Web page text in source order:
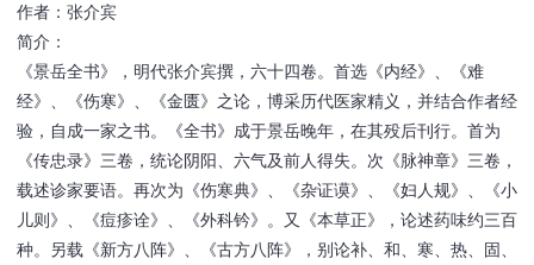
作者：张介宾
简介：
《景岳全书》，明代张介宾撰，六十四卷。首选《内经》、《难
经》、《伤寒》、《金匮》之论，博采历代医家精义，并结合作者经
验，自成一家之书。《全书》成于景岳晚年，在其殁后刊行。首为
《传忠录》三卷，统论阴阳、六气及前人得失。次《脉神章》三卷，
载述诊家要语。再次为《伤寒典》、《杂证谟》、《妇人规》、《小
儿则》、《痘疹诠》、《外科钤》。又《本草正》，论述药味约三百
种。另载《新方八阵》、《古方八阵》，别论补、和、寒、热、固、